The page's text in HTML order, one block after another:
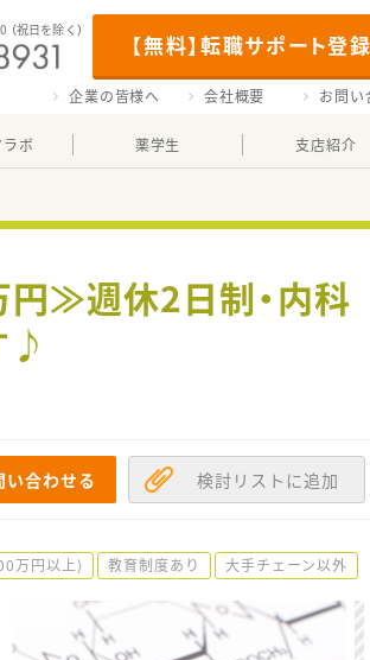
【無料】転職サポート登録
（祝日を除く）
企業の皆様へ 会社概要 お問い
ボ 薬学生 支店紹介
≫週休2日制・内科
♪
い合わせる 検討リストに追加
万円以上) 教育制度あり 大手チェーン以外